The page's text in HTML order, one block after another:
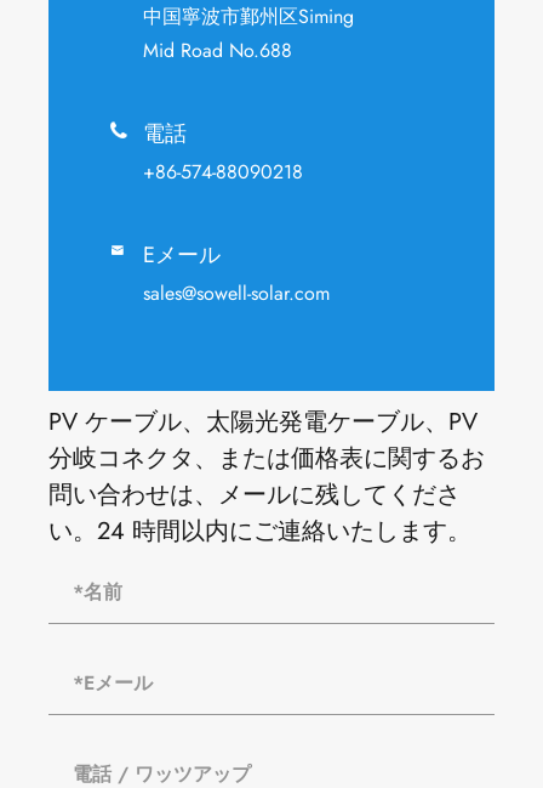
中国寧波市鄞州区Siming
Mid Road No.688
 電話
+86-574-88090218
 Eメール
sales@sowell-solar.com
PV ケーブル、太陽光発電ケーブル、PV
分岐コネクタ、または価格表に関するお
問い合わせは、メールに残してくださ
い。24 時間以内にご連絡いたします。